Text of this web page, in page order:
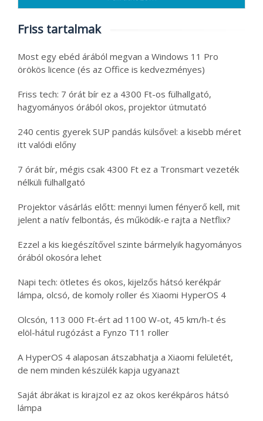
Friss tartalmak
Most egy ebéd árából megvan a Windows 11 Pro
örökös licence (és az Office is kedvezményes)
Friss tech: 7 órát bír ez a 4300 Ft-os fülhallgató,
hagyományos órából okos, projektor útmutató
240 centis gyerek SUP pandás külsővel: a kisebb méret
itt valódi előny
7 órát bír, mégis csak 4300 Ft ez a Tronsmart vezeték
nélküli fülhallgató
Projektor vásárlás előtt: mennyi lumen fényerő kell, mit
jelent a natív felbontás, és működik-e rajta a Netflix?
Ezzel a kis kiegészítővel szinte bármelyik hagyományos
órából okosóra lehet
Napi tech: ötletes és okos, kijelzős hátsó kerékpár
lámpa, olcsó, de komoly roller és Xiaomi HyperOS 4
Olcsón, 113 000 Ft-ért ad 1100 W-ot, 45 km/h-t és
elöl-hátul rugózást a Fynzo T11 roller
A HyperOS 4 alaposan átszabhatja a Xiaomi felületét,
de nem minden készülék kapja ugyanazt
Saját ábrákat is kirajzol ez az okos kerékpáros hátsó
lámpa